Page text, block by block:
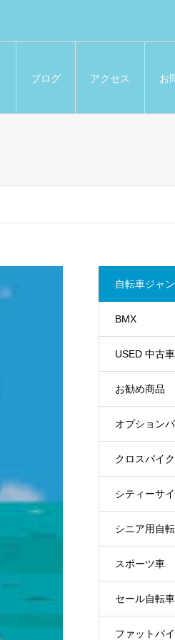
ブログ アクセス お
自転車ジャ
BMX
USED 中古車
お勧め商品
オプション
クロスバイク
シティーサ
シニア用自
スポーツ車
セール自転車
ファットバ